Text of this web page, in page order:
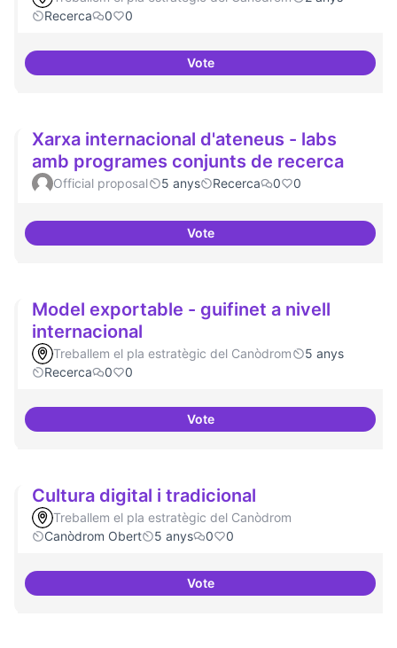
Recerca
0 0
VoteErasmus Canòdrom
Xarxa internacional d'ateneus - labs
amb programes conjunts de recerca
Official proposal 5 anys Recerca 0 0
VoteXarxa internacional d'ateneus -
Model exportable - guifinet a nivell
internacional
Treballem el pla estratègic del Canòdrom
5 anys
Recerca
0 0
VoteModel exportable - guifinet a
Cultura digital i tradicional
Treballem el pla estratègic del Canòdrom
Canòdrom Obert
5 anys 0 0
VoteCultura digital i tradicional